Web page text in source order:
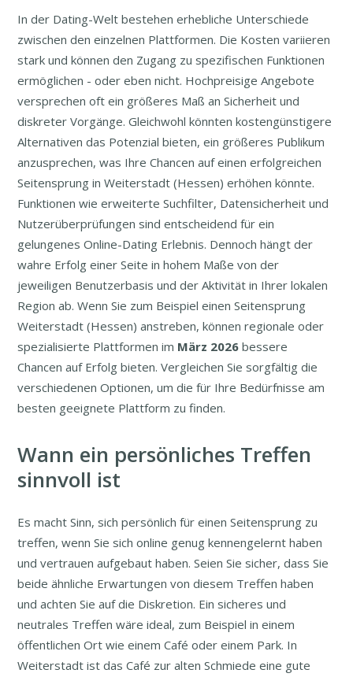
In der Dating-Welt bestehen erhebliche Unterschiede
zwischen den einzelnen Plattformen. Die Kosten variieren
stark und können den Zugang zu spezifischen Funktionen
ermöglichen - oder eben nicht. Hochpreisige Angebote
versprechen oft ein größeres Maß an Sicherheit und
diskreter Vorgänge. Gleichwohl könnten kostengünstigere
Alternativen das Potenzial bieten, ein größeres Publikum
anzusprechen, was Ihre Chancen auf einen erfolgreichen
Seitensprung in Weiterstadt (Hessen) erhöhen könnte.
Funktionen wie erweiterte Suchfilter, Datensicherheit und
Nutzerüberprüfungen sind entscheidend für ein
gelungenes Online-Dating Erlebnis. Dennoch hängt der
wahre Erfolg einer Seite in hohem Maße von der
jeweiligen Benutzerbasis und der Aktivität in Ihrer lokalen
Region ab. Wenn Sie zum Beispiel einen Seitensprung
Weiterstadt (Hessen) anstreben, können regionale oder
spezialisierte Plattformen im März 2026 bessere
Chancen auf Erfolg bieten. Vergleichen Sie sorgfältig die
verschiedenen Optionen, um die für Ihre Bedürfnisse am
besten geeignete Plattform zu finden.
Wann ein persönliches Treffen
sinnvoll ist
Es macht Sinn, sich persönlich für einen Seitensprung zu
treffen, wenn Sie sich online genug kennengelernt haben
und vertrauen aufgebaut haben. Seien Sie sicher, dass Sie
beide ähnliche Erwartungen von diesem Treffen haben
und achten Sie auf die Diskretion. Ein sicheres und
neutrales Treffen wäre ideal, zum Beispiel in einem
öffentlichen Ort wie einem Café oder einem Park. In
Weiterstadt ist das Café zur alten Schmiede eine gute